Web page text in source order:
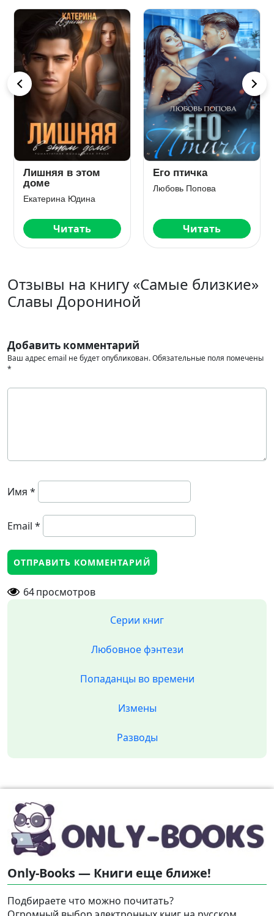
Лишняя в этом
доме
Екатерина Юдина
Читать
Его птичка
Любовь Попова
Читать
Отзывы на книгу «Самые близкие»
Славы Дорониной
Добавить комментарий
Ваш адрес email не будет опубликован.Обязательные поля помечены
*
Имя *
Email *
64просмотров
Серии книг
Любовное фэнтези
Попаданцы во времени
Измены
Разводы
Only-Books — Книги еще ближе!
Подбираете что можно почитать?